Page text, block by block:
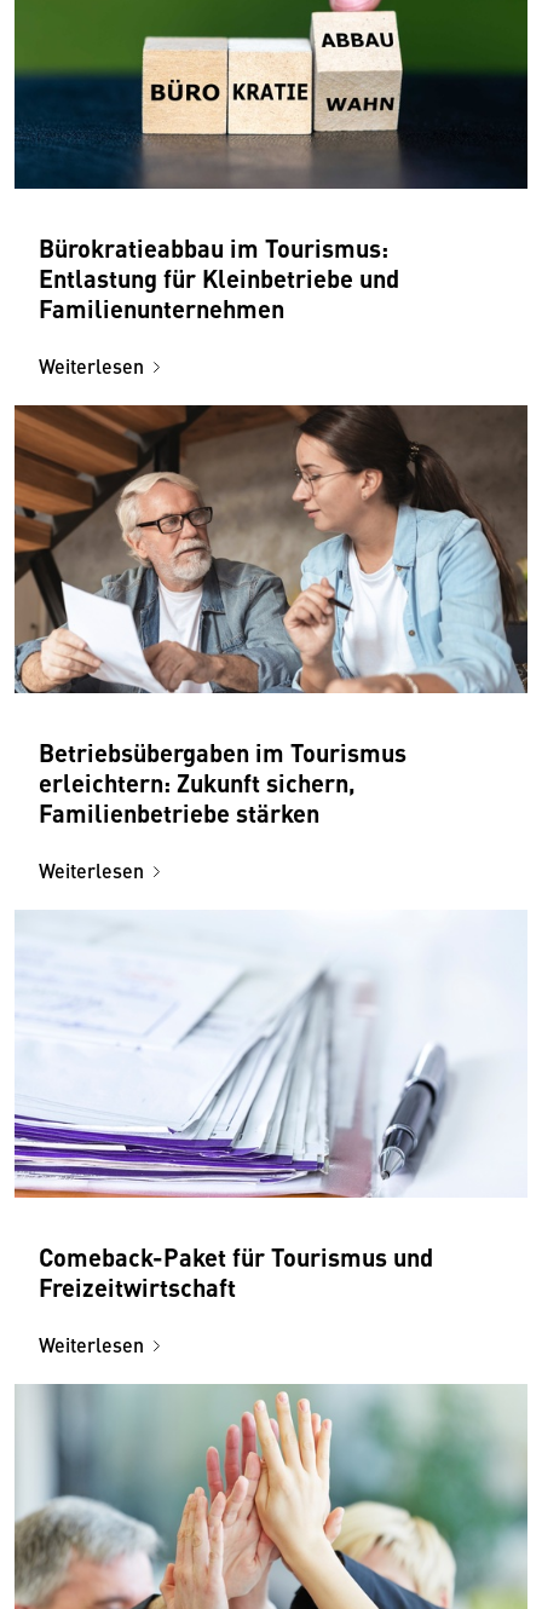
Bürokratieabbau im Tourismus:
Entlastung für Kleinbetriebe und
Familienunternehmen
Weiterlesen
Betriebsübergaben im Tourismus
erleichtern: Zukunft sichern,
Familienbetriebe stärken
Weiterlesen
Comeback-Paket für Tourismus und
Freizeitwirtschaft
Weiterlesen